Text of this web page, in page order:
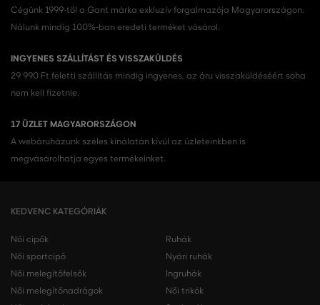
Cégünk 1999-től a Gant márka exkluzív forgalmazója Magyarországon.
Nálunk mindig 100%-ban eredeti terméket vásárol.
INGYENES SZÁLLÍTÁST ÉS VISSZAKÜLDÉS
29 990 Ft feletti szállítás mindig ingyenes, az áru visszaküldéséért soha
nem kell fizetnie.
17 ÜZLET MAGYARORSZÁGON
A webáruházunk széles kínálatán kívül az üzleteinkben is
megvásárolhatja egyes termékeinket.
KEDVENC KATEGÓRIÁK
Női cipők
Női sportcipő
Női melegítőfelsők
Női melegítőnadrágok
Ruhák
Nyári ruhák
Ingruhák
Női trikók